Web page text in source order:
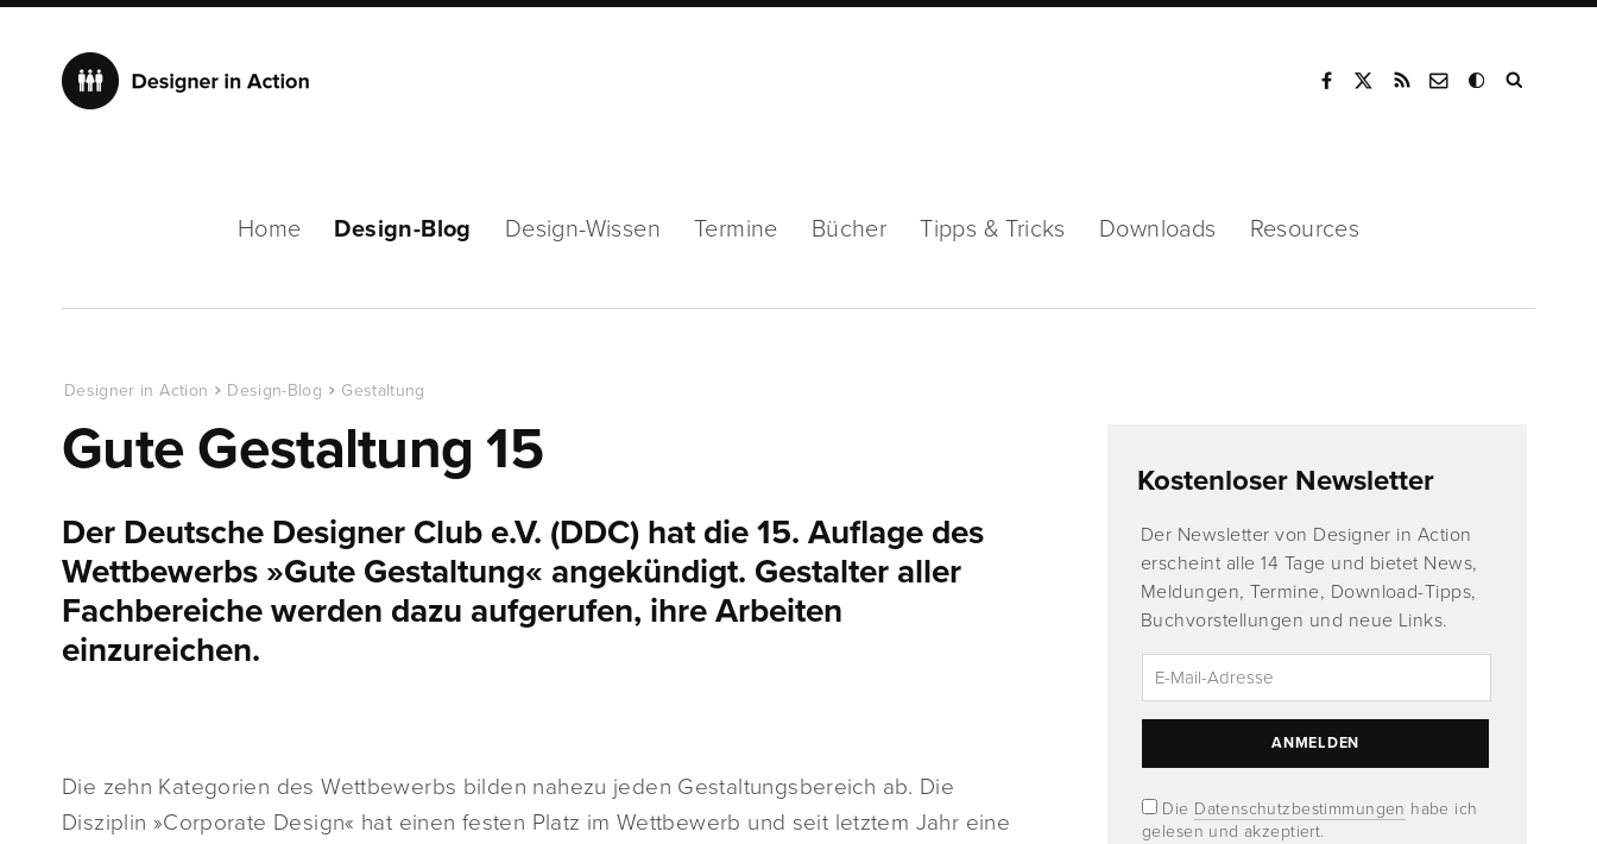
Home Design-Blog Design-Wissen Termine Bücher Tipps & Tricks Downloads Resources
Designer in Action Design-Blog Gestaltung
Gute Gestaltung 15
Der Deutsche Designer Club e.V. (DDC) hat die 15. Auflage des
Wettbewerbs »Gute Gestaltung« angekündigt. Gestalter aller
Fachbereiche werden dazu aufgerufen, ihre Arbeiten
einzureichen.
Die zehn Kategorien des Wettbewerbs bilden nahezu jeden Gestaltungsbereich ab. Die
Disziplin »Corporate Design« hat einen festen Platz im Wettbewerb und seit letztem Jahr eine
Kostenloser Newsletter
Der Newsletter von Designer in Action
erscheint alle 14 Tage und bietet News,
Meldungen, Termine, Download-Tipps,
Buchvorstellungen und neue Links.
Die Datenschutzbestimmungen habe ich
gelesen und akzeptiert.